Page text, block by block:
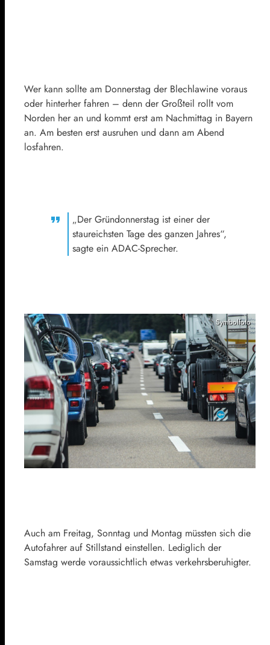
Wer kann sollte am Donnerstag der Blechlawine voraus
oder hinterher fahren – denn der Großteil rollt vom
Norden her an und kommt erst am Nachmittag in Bayern
an. Am besten erst ausruhen und dann am Abend
losfahren.
„Der Gründonnerstag ist einer der
staureichsten Tage des ganzen Jahres“,
sagte ein ADAC-Sprecher.
Symbolfoto
Auch am Freitag, Sonntag und Montag müssten sich die
Autofahrer auf Stillstand einstellen. Lediglich der
Samstag werde voraussichtlich etwas verkehrsberuhigter.